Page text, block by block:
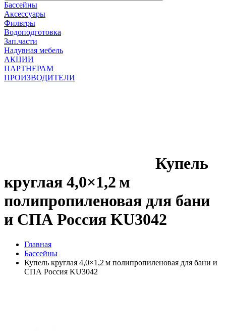
Бассейны
Аксессуары
Фильтры
Водоподготовка
Зап.части
Надувная мебель
АКЦИИ
ПАРТНЕРАМ
ПРОИЗВОДИТЕЛИ
Купель
круглая 4,0×1,2 м
полипропиленовая для бани
и СПА Россия KU3042
Главная
Бассейны
Купель круглая 4,0×1,2 м полипропиленовая для бани и
СПА Россия KU3042